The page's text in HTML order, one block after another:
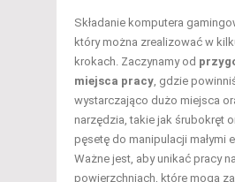
Składanie komputera
który można zrealizować w
krokach. Zaczynamy od
miejsca pracy , gdzie
wystarczająco dużo miejsca
narzędzia, takie jak śrubokręt
pęsetę do manipulacji małymi
Ważne jest, aby unikać pracy na
powierzchniach, które mogą